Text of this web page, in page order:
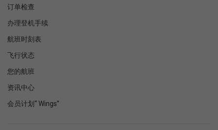
订单检查
办理登机手续
航班时刻表
飞行状态
您的航班
资讯中心
会员计划“ Wings”